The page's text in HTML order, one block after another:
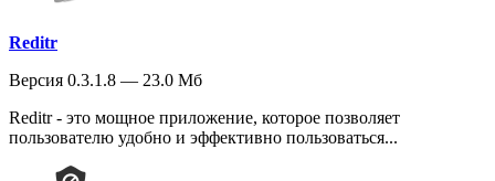
Reditr
Версия 0.3.1.8 — 23.0 Мб
Reditr - это мощное приложение, которое позволяет
пользователю удобно и эффективно пользоваться...